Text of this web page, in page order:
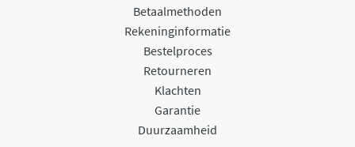
Betaalmethoden
Rekeninginformatie
Bestelproces
Retourneren
Klachten
Garantie
Duurzaamheid